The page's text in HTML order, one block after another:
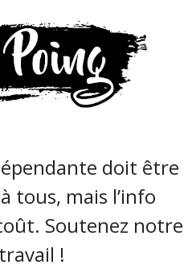
- UNE COMEDIENNE
CULTURE -
doit être
tous, mais l’info
Soutenez notre
travail !